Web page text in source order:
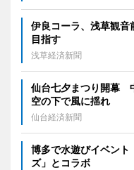
伊良コーラ、浅草観
目指す
浅草経済新聞
仙台七夕まつり開幕
空の下で風に揺れ
仙台経済新聞
博多で水遊びイベン
ズ」とコラボ